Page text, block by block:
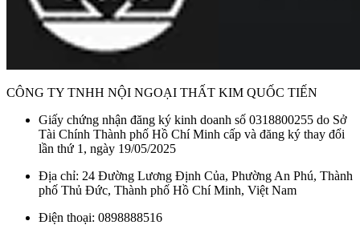
CÔNG TY TNHH NỘI NGOẠI THẤT KIM QUỐC TIẾN
Giấy chứng nhận đăng ký kinh doanh số 0318800255 do Sở
Tài Chính Thành phố Hồ Chí Minh cấp và đăng ký thay đổi
lần thứ 1, ngày 19/05/2025
Địa chỉ: 24 Đường Lương Định Của, Phường An Phú, Thành
phố Thủ Đức, Thành phố Hồ Chí Minh, Việt Nam
Điện thoại: 0898888516